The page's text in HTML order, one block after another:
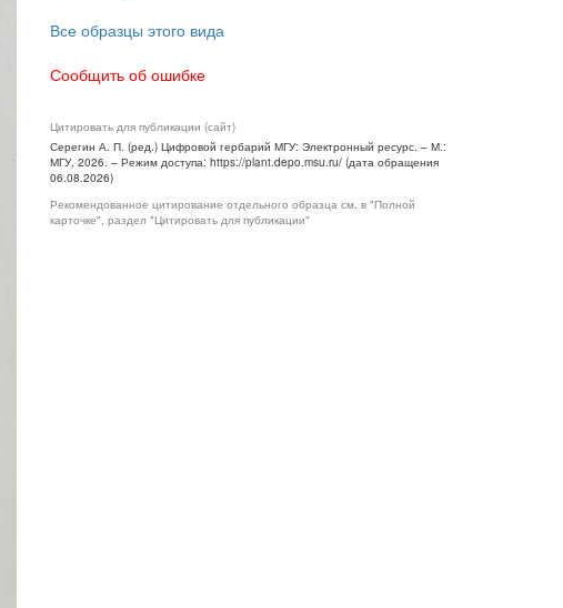
Все образцы этого вида
Сообщить об ошибке
Цитировать для публикации (сайт)
Серегин А. П. (ред.) Цифровой гербарий МГУ: Электронный ресурс. – М.:
МГУ, 2026. – Режим доступа: https://plant.depo.msu.ru/ (дата обращения
06.08.2026)
Рекомендованное цитирование отдельного образца см. в "Полной
карточке", раздел "Цитировать для публикации"